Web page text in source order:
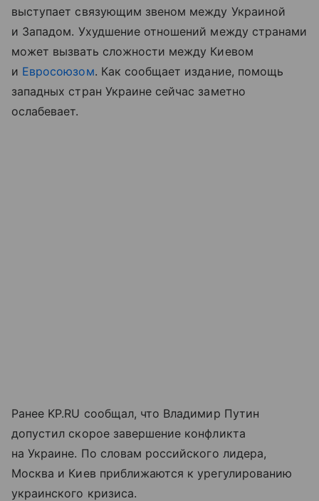
выступает связующим звеном между Украиной
и Западом. Ухудшение отношений между странами
может вызвать сложности между Киевом
и Евросоюзом. Как сообщает издание, помощь
западных стран Украине сейчас заметно
ослабевает.
Ранее KP.RU сообщал, что Владимир Путин
допустил скорое завершение конфликта
на Украине. По словам российского лидера,
Москва и Киев приближаются к урегулированию
украинского кризиса.